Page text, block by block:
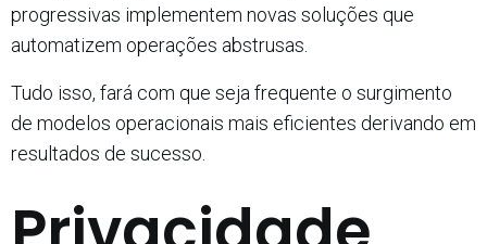
progressivas implementem novas soluções que
automatizem operações abstrusas.
Tudo isso, fará com que seja frequente o surgimento
de modelos operacionais mais eficientes derivando em
resultados de sucesso.